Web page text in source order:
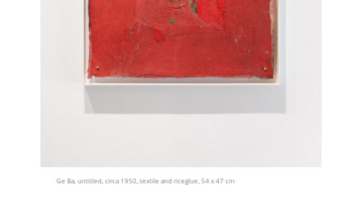
Ge Ba, untitled, circa 1950, textile and riceglue, 54 x 47 cm